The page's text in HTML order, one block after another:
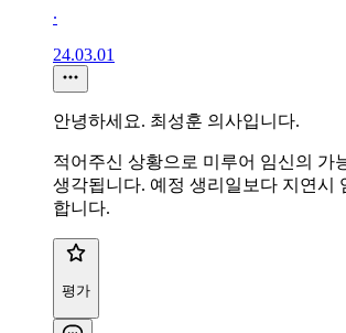
∙
24.03.01
안녕하세요. 최성훈 의사입니다.
적어주신 상황으로 미루어 임신의 가
생각됩니다. 예정 생리일보다 지연시
합니다.
평가